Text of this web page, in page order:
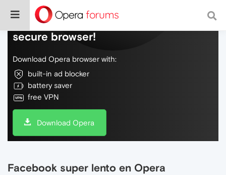
Do more on the web, with a fast and
secure browser!
Download Opera browser with:
built-in ad blocker
battery saver
free VPN
Download Opera
Facebook super lento en Opera